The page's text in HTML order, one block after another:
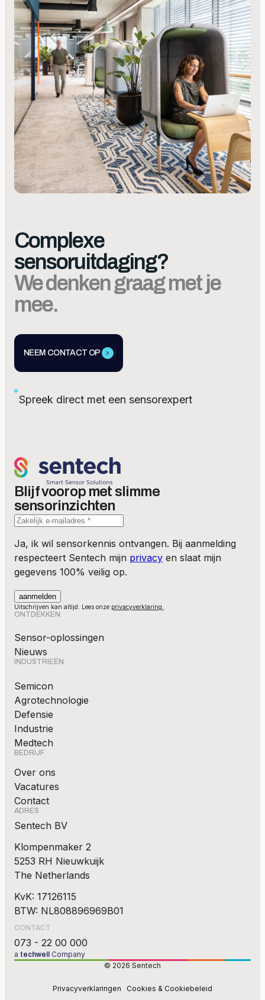
Complexe
sensoruitdaging?
We denken graag met je
mee.
NEEM CONTACT OP
Spreek direct met een sensorexpert
Blijf voorop met slimme
sensorinzichten
Ja, ik wil sensorkennis ontvangen. Bij aanmelding
respecteert Sentech mijn privacy en slaat mijn
gegevens 100% veilig op.
Uitschrijven kan altijd. Lees onze privacyverklaring.
ONTDEKKEN
Sensor-oplossingen
Nieuws
INDUSTRIEËN
Semicon
Agrotechnologie
Defensie
Industrie
Medtech
BEDRIJF
Over ons
Vacatures
Contact
ADRES
Sentech BV
Klompenmaker 2
5253 RH Nieuwkuijk
The Netherlands
KvK: 17126115
BTW: NL808896969B01
CONTACT
073 - 22 00 000
a techwell
Company
© 2026 Sentech
Privacyverklaringen Cookies & Cookiebeleid